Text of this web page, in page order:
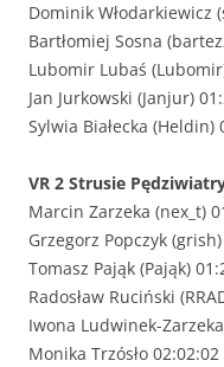
Dominik Włodarkiewicz
Bartłomiej Sosna
Lubomir Lubaś
Jan Jurkowski (Janjur)
Sylwia Białecka (Heldin)
VR 2 Strusie
Marcin Zarzeka (nex_t)
Grzegorz Popczyk
Tomasz Pająk (Pająk)
Radosław Ruciński
Iwona Ludwinek-
Monika Trzósło 02:02:02